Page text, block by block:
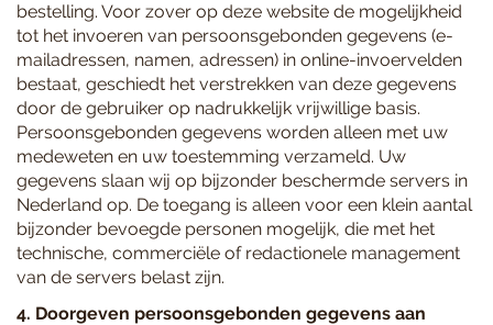
bestelling. Voor zover op deze website de mogelijkheid
tot het invoeren van persoonsgebonden gegevens (e-
mailadressen, namen, adressen) in online-invoervelden
bestaat, geschiedt het verstrekken van deze gegevens
door de gebruiker op nadrukkelijk vrijwillige basis.
Persoonsgebonden gegevens worden alleen met uw
medeweten en uw toestemming verzameld. Uw
gegevens slaan wij op bijzonder beschermde servers in
Nederland op. De toegang is alleen voor een klein aantal
bijzonder bevoegde personen mogelijk, die met het
technische, commerciële of redactionele management
van de servers belast zijn.
4. Doorgeven persoonsgebonden gegevens aan